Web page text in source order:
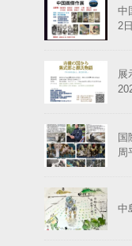
中
2
展
国
周
中